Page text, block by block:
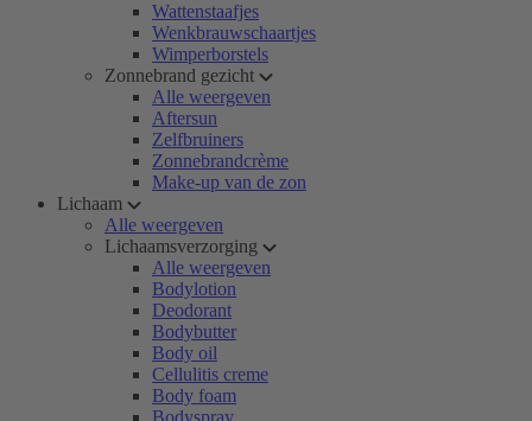
Wattenstaafjes
Wenkbrauwschaartjes
Wimperborstels
Zonnebrand gezicht
Alle weergeven
Aftersun
Zelfbruiners
Zonnebrandcrème
Make-up van de zon
Lichaam
Alle weergeven
Lichaamsverzorging
Alle weergeven
Bodylotion
Deodorant
Bodybutter
Body oil
Cellulitis creme
Body foam
Bodyspray